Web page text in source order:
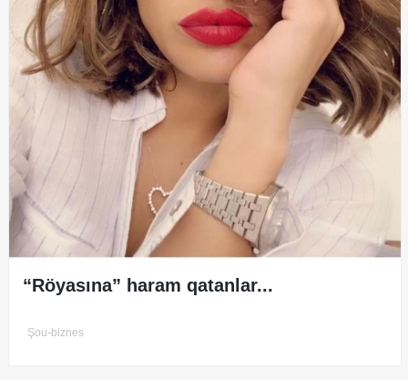
“Röyasına” haram qatanlar...
Şou-biznes